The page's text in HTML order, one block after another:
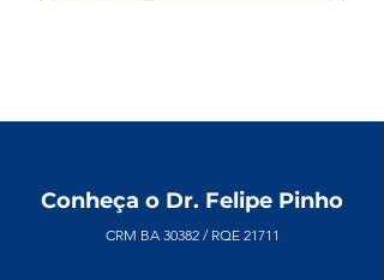
Conheça o Dr. Felipe Pinho
CRM BA 30382 / RQE 21711